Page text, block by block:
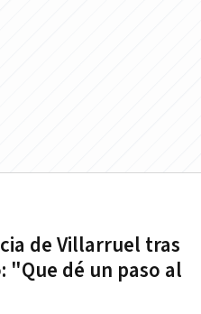
de Villarruel tras
"Que dé un paso al